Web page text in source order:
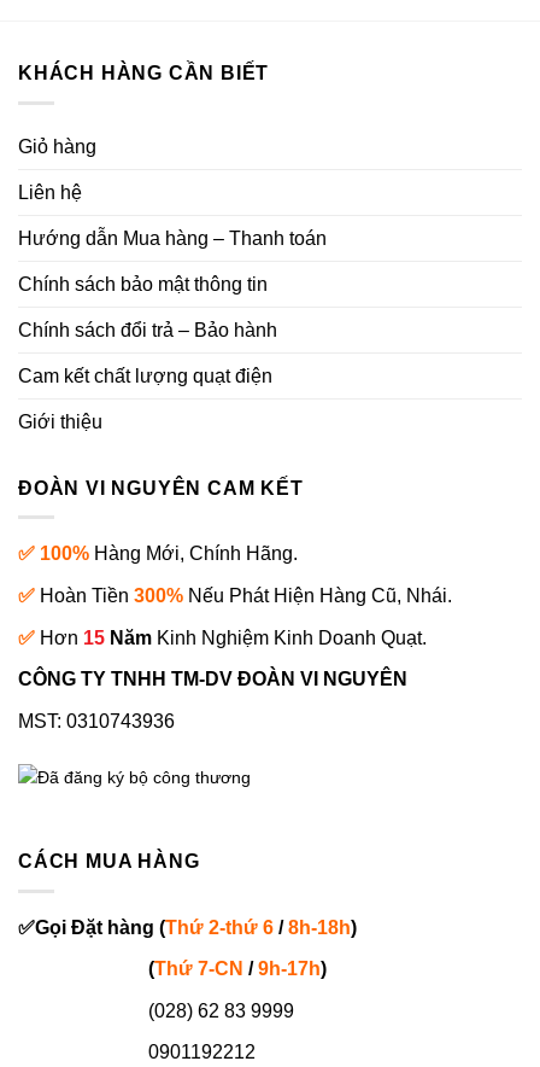
KHÁCH HÀNG CẦN BIẾT
Giỏ hàng
Liên hệ
Hướng dẫn Mua hàng – Thanh toán
Chính sách bảo mật thông tin
Chính sách đổi trả – Bảo hành
Cam kết chất lượng quạt điện
Giới thiệu
ĐOÀN VI NGUYÊN CAM KẾT
✅ 100% Hàng Mới, Chính Hãng.
✅ Hoàn Tiền 300% Nếu Phát Hiện Hàng Cũ, Nhái.
✅ Hơn 15 Năm Kinh Nghiệm Kinh Doanh Quạt.
CÔNG TY TNHH TM-DV ĐOÀN VI NGUYÊN
MST: 0310743936
CÁCH MUA HÀNG
✅Gọi Đặt hàng (Thứ 2-thứ 6 /8h-18h)
(Thứ 7-CN /9h-17h)
(028) 62 83 9999
0901192212